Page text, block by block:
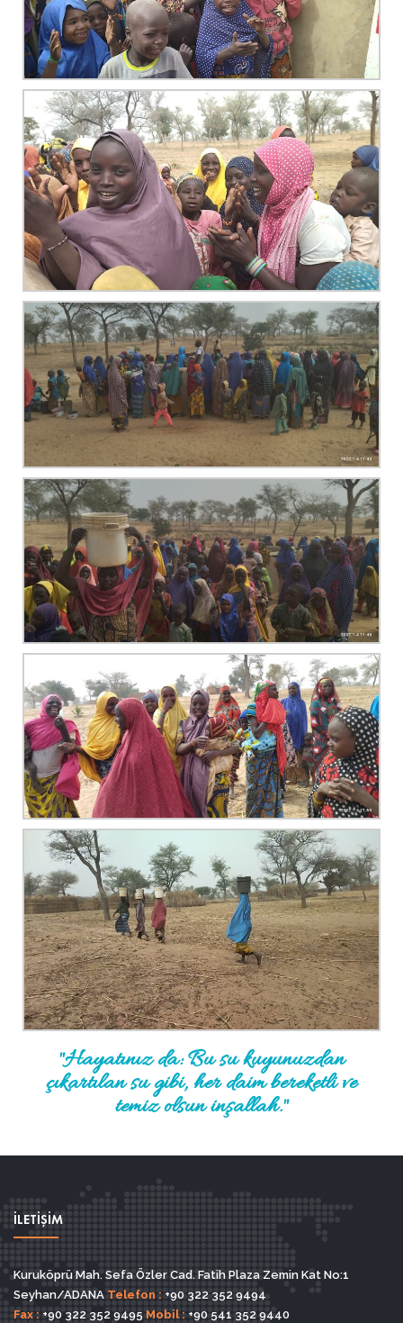
"Hayatınız da: Bu su kuyunuzdan
çıkartılan su gibi, her daim bereketli ve
temiz olsun inşallah."
İLETİŞİM
Kuruköprü Mah. Sefa Özler Cad. Fatih Plaza Zemin Kat No:1
Seyhan/ADANA Telefon : +90 322 352 9494
Fax : +90 322 352 9495 Mobil : +90 541 352 9440